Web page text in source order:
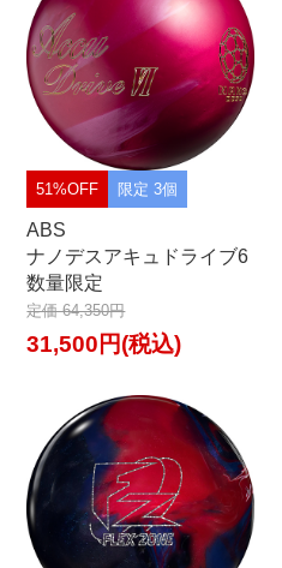
51%OFF 限定 3個
ABS
ナノデスアキュドライブ6
数量限定
定価 64,350円
31,500円(税込)